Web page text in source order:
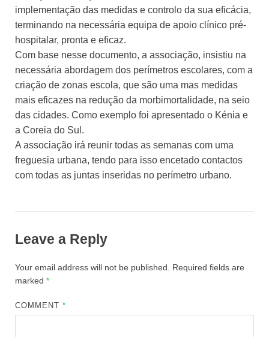
implementação das medidas e controlo da sua eficácia,
terminando na necessária equipa de apoio clínico pré-
hospitalar, pronta e eficaz.
Com base nesse documento, a associação, insistiu na
necessária abordagem dos perímetros escolares, com a
criação de zonas escola, que são uma mas medidas
mais eficazes na redução da morbimortalidade, na seio
das cidades. Como exemplo foi apresentado o Kénia e
a Coreia do Sul.
A associação irá reunir todas as semanas com uma
freguesia urbana, tendo para isso encetado contactos
com todas as juntas inseridas no perímetro urbano.
Leave a Reply
Your email address will not be published.
Required fields are
marked *
COMMENT*